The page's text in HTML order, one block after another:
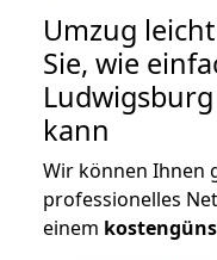
Umzug
Sie, wie
kann
Wir können Ihnen
professionelles
einem